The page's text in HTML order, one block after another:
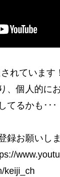
れていま
、個人的に
てるかも･･･
録お願い
keiji_ch